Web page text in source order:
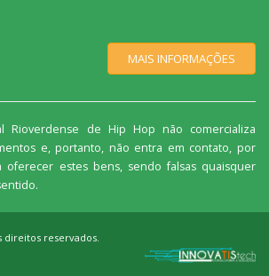
MAIS INFORMAÇÕES
Rioverdense de Hip Hop não comercializa
e, portanto, não entra em contato, por
oferecer estes bens, sendo falsas quaisquer
direitos reservados.